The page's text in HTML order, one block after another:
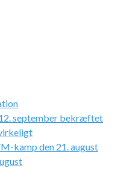
september bekræftet
kamp den 21. august